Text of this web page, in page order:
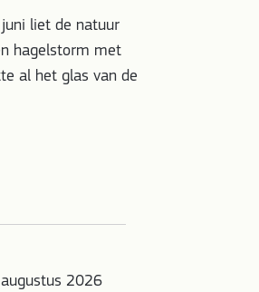
liet de natuur
hagelstorm met
al het glas van de
2026